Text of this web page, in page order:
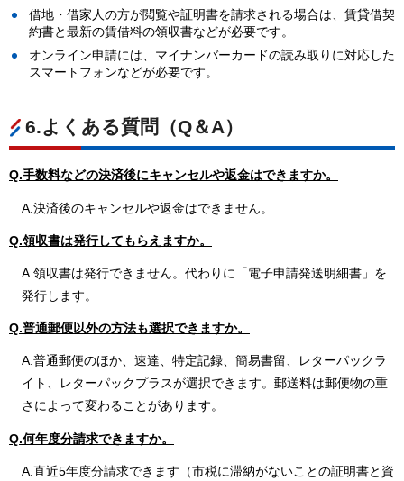
借地・借家人の方が閲覧や証明書を請求される場合は、賃貸借契
約書と最新の賃借料の領収書などが必要です。
オンライン申請には、マイナンバーカードの読み取りに対応した
スマートフォンなどが必要です。
6.よくある質問（Q＆A）
Q.手数料などの決済後にキャンセルや返金はできますか。
A.決済後のキャンセルや返金はできません。
Q.領収書は発行してもらえますか。
A.領収書は発行できません。代わりに「電子申請発送明細書」を
発行します。
Q.普通郵便以外の方法も選択できますか。
A.普通郵便のほか、速達、特定記録、簡易書留、レターパックラ
イト、レターパックプラスが選択できます。郵送料は郵便物の重
さによって変わることがあります。
Q.何年度分請求できますか。
A.直近5年度分請求できます（市税に滞納がないことの証明書と資